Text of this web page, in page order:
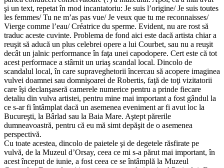
şi un text, repetat în mod incantatoriu: Je suis l’origine/ Je suis toutes
les femmes/ Tu ne m’as pas vue/ Je veux que tu me reconnaisses/
Vierge comme l’eau/ Créatrice du sperme. Evident, nu are rost să
traduc aceste cuvinte. Problema de fond aici este dacă artista chiar a
reuşit să aducă un plus celebrei opere a lui Courbet, sau nu a reuşit
decât un jalnic performance în faţa unei capodopere. Cert este că tot
acest performace a stârnit un uriaş scandal local. Dincolo de
scandalul local, în care supraveghetorii încercau să acopere imaginea
vulvei doamnei sau domnişoarei de Robertis, faţă de toţi vizitatorii
care îşi declanşaseră camerele numerice pentru a prinde fiecare
detaliu din vulva artistei, pentru mine mai important a fost gândul la
ce s-ar fi întâmplat dacă un asemenea eveniment ar fi avut loc la
Bucureşti, la Bârlad sau la Baia Mare. Aştept părerile
dumneavoastră, pentru că eu mă simt depăşit de o asemenea
perspectivă.
Cu toate acestea, dincolo de paietele şi de degetele răsfirate pe
vulvă, de la Muzeul d’Orsay, ceea ce mi s-a părut mai important, în
acest început de iunie, a fost ceea ce se întâmplă la Muzeul